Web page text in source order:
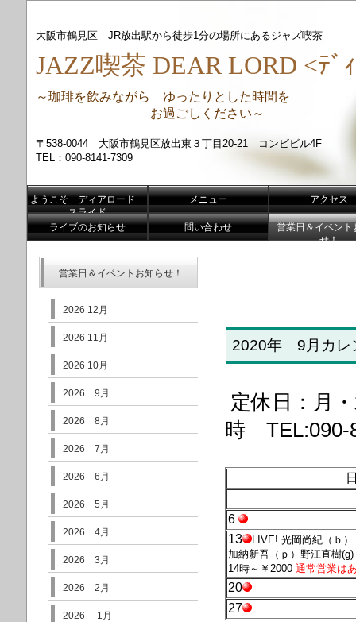
大阪市鶴見区 JR放出駅から徒歩1分の場所にあるジャズ喫茶
JAZZ喫茶 DEAR LORD <ﾃﾞ
～珈琲を飲みながら ゆったりとした時間を
お過ごしください～
〒538-0044 大阪市鶴見区放出東３丁目20-21 コンビビル4F
TEL：090-8141-7309
ようこそ ディアロード
スライド
メニュー アクセス
ライブのお知らせ 問い合わせ
営業日＆イベント
せ！
2020年 9月カレ
定休日：月
時 TEL:090-
6
13
LIVE! 光岡尚紀（ｂ）
加納新吾（ｐ）野江直樹(g)
14時～￥2000 通常営業は
20
27
営業日＆イベントお知らせ！
2026 12月
2026 11月
2026 10月
2026 9月
2026 8月
2026 7月
2026 6月
2026 5月
2026 4月
2026 3月
2026 2月
2026 1月